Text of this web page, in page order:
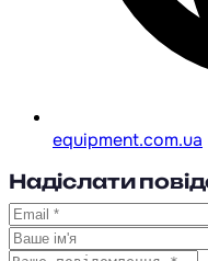
equipment.com.ua
Надіслати